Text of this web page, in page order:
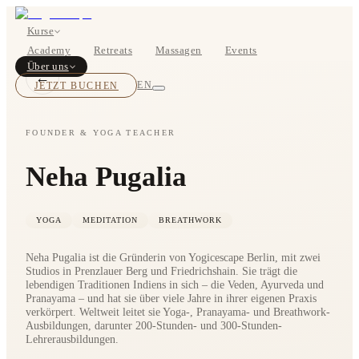
Kurse
Academy
Retreats Massagen
Events
Über uns
JETZT BUCHEN EN
Kurse
Über uns
←
FOUNDER & YOGA TEACHER
Neha Pugalia
YOGA MEDITATION BREATHWORK
Neha Pugalia ist die Gründerin von Yogicescape Berlin, mit zwei
Studios in Prenzlauer Berg und Friedrichshain. Sie trägt die
lebendigen Traditionen Indiens in sich – die Veden, Ayurveda und
Pranayama – und hat sie über viele Jahre in ihrer eigenen Praxis
verkörpert. Weltweit leitet sie Yoga-, Pranayama- und Breathwork-
Ausbildungen, darunter 200-Stunden- und 300-Stunden-
Lehrerausbildungen.